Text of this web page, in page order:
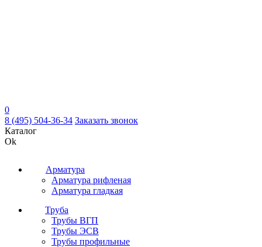
0
8 (495) 504-36-34 Заказать звонок
Каталог
Ok
Арматура
Арматура рифленая
Арматура гладкая
Труба
Трубы ВГП
Трубы ЭСВ
Трубы профильные